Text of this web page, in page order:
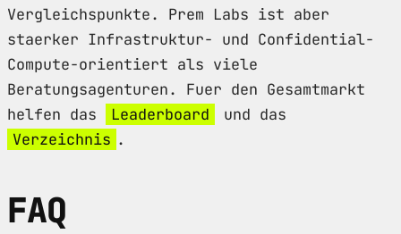
Vergleichspunkte. Prem Labs ist aber
staerker Infrastruktur- und Confidential-
Compute-orientiert als viele
Beratungsagenturen. Fuer den Gesamtmarkt
helfen das
Leaderboard
und das
Verzeichnis .
FAQ